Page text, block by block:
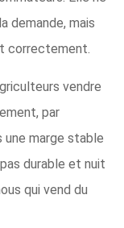
demande, mais
correctement.
vendre
par
une marge stable
durable et nuit
qui vend du